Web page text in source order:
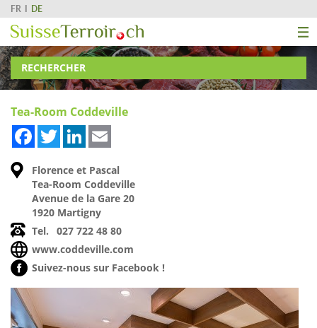
FR DE
RECHERCHER
Tea-Room Coddeville
FacebookTwitterLinkedIn
Florence et Pascal
Tea-Room Coddeville
Avenue de la Gare 20
1920 Martigny
Tel.
027 722 48 80
www.coddeville.com
Suivez-nous sur Facebook !